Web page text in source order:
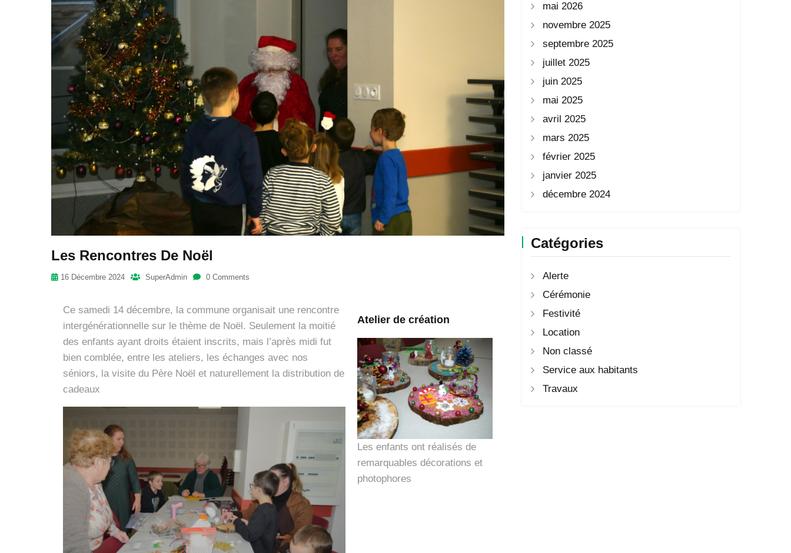
Les Rencontres De Noël
16 Décembre 2024 SuperAdmin 0 Comments
Ce samedi 14 décembre, la commune organisait une rencontre
intergénérationnelle sur le thème de Noël. Seulement la moitié
des enfants ayant droits étaient inscrits, mais l’après midi fut
bien comblée, entre les ateliers, les échanges avec nos
séniors, la visite du Père Noël et naturellement la distribution de
cadeaux
Atelier de création
Les enfants ont réalisés de
remarquables décorations et
photophores
mai 2026
novembre 2025
septembre 2025
juillet 2025
juin 2025
mai 2025
avril 2025
mars 2025
février 2025
janvier 2025
décembre 2024
Catégories
Alerte
Cérémonie
Festivité
Location
Non classé
Service aux habitants
Travaux